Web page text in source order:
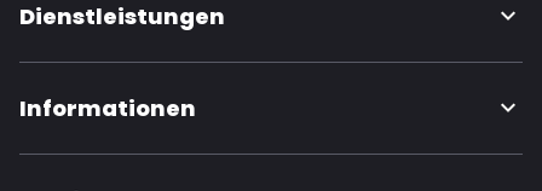
Dienstleistungen
Informationen